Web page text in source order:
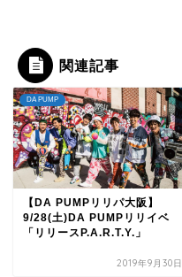
関連記事
DA PUMP
【DA PUMPリリパ大阪】
9/28(土)DA PUMPリリイベ
「リリースP.A.R.T.Y.」
2019年9月30日